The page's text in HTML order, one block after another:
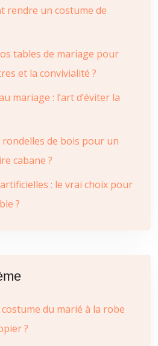
rendre un costume de
tables de mariage pour
et la convivialité ?
mariage : l’art d’éviter la
de bois pour un
cabane ?
: le vrai choix pour
?
du marié à la robe
?